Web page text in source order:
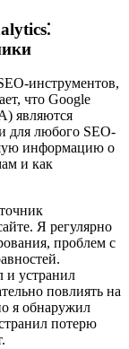
инструментов,
что Google
являются
для любого SEO-
информацию о
и как
Я регулярно
проблем с
и устранил
повлиять на
я обнаружил
потерю